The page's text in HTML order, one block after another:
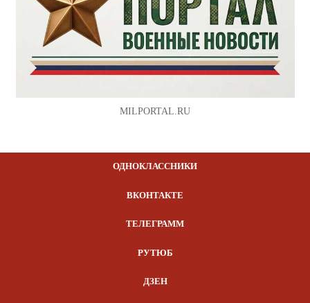
MILPORTAL.RU
ОДНОКЛАССНИКИ
ВКОНТАКТЕ
ТЕЛЕГРАММ
РУТЮБ
ДЗЕН